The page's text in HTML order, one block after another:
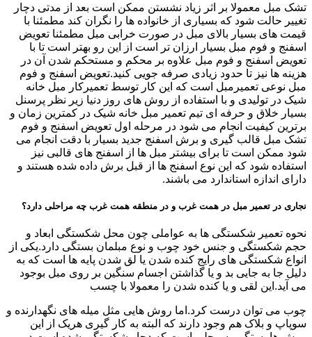
تشک مبل معمولا بر اثر زیاد نشستن ممکن است بعد از مدتی دچار
تغییر حالت شود که بسیاری از خانواده ها را نگران کند مطمئنا با
قیمت های بسیار بالای مبل در صورت خرابی مبل مطمئنا تعویض
اسفنج و فوم مبل بسیار ارزان تر است از این رو بهتر است تا با
تعویض اسفنج و فوم مبل علاوه بر محکم و مستحکم شدن آن در
هزینه ها نیز تا حدود زیادی صرفه جویی کنید.تعویض اسفنج و فوم
مبل نوعی تعمیرمبل است که این کار توسط تعمیرکار مبل خانه
شیک در تولیدی و با استفاده از روش های روز دنیا زیر نظر پرسنل
بسیار خلاق و حرفه ای تیم تعمیر مبل خانه شیک در کمترین زمان و
برترین کیفیت انجام می شود در مرحله اول تعویض اسفنج و فوم
تشک مبل قالب گیری و برش اسفنج جدید بسیار با دقت انجام می
شود ممکن است تا برای بیشتر مبل ها از اسفنج های قالبی نیز
استفاده شود که این نوع اسفنج ها از قبل برش داده شده هستند و
دارای اندازه استاندارد می باشند.
نجاری در تعمیر مبل در همت غرب و در منطقه همت غرب چه مراحلی دارد؟
نحوه تعمیر شکستگی ها به عواملی چون محل شکستگی ابعاد و
حجم شکستگی و جنس خود چوب و نوع مبلمان بستگی دارد.یکی از
انواع شکستگی های رایج کنده شدن یا لق شدن پایه ها است که به
دلیل جا به جایی بد و یا گذاشتن اجسام سنگین بر روی مبل بوجود
می آید.این لقی و یا کنده شدن را معمولا با چسب
چوب می توان درست کرد.اما روش هایی مثل میله های نگهدارنده و
سوپاپ و بلاک هم وجود دارند که البته به کار گیری هریک از این